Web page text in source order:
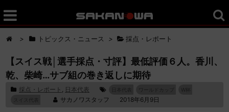
> トピックス・ニュース > 採点・レポート
【スイス戦│選手採点・寸評】最低評価６人。香川、
乾、柴崎…サブ組の巻き返しに期待
採点・レポート , 日本代表
W杯
サカノワスタッフ 2018年6月9日